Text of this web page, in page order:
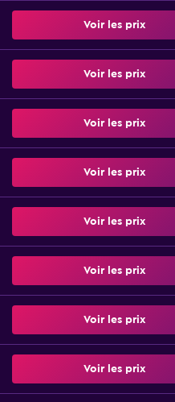
Voir les prix
Voir les prix
Voir les prix
Voir les prix
Voir les prix
Voir les prix
Voir les prix
Voir les prix